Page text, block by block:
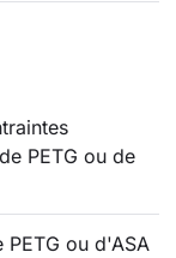
PETG ou de
ou d'ASA